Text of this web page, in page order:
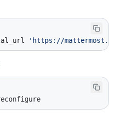
'https://